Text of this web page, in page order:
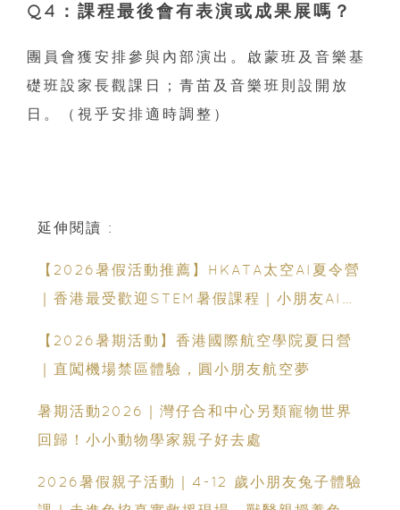
Q4：課程最後會有表演或成果展嗎？
團員會獲安排參與內部演出。啟蒙班及音樂基
礎班設家長觀課日；青苗及音樂班則設開放
日。（視乎安排適時調整）
延伸閱讀 :
【2026暑假活動推薦】HKATA太空AI夏令營
｜香港最受歡迎STEM暑假課程｜小朋友AI課
【2026暑期活動】香港國際航空學院夏日營
｜直闖機場禁區體驗，圓小朋友航空夢
暑期活動2026｜灣仔合和中心另類寵物世界
回歸！小小動物學家親子好去處
2026暑假親子活動｜4-12 歲小朋友兔子體驗